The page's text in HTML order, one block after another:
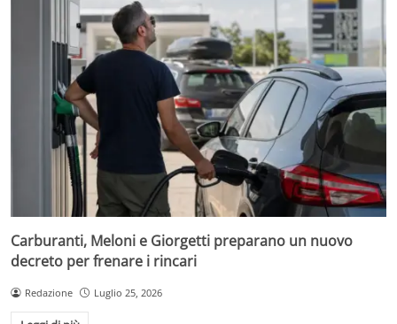
Carburanti, Meloni e Giorgetti preparano un nuovo
decreto per frenare i rincari
Redazione Luglio 25, 2026